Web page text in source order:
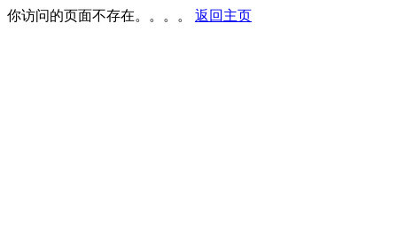
你访问的页面不存在。。。。 返回主页